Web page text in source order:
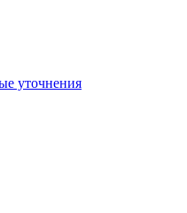
уточнения